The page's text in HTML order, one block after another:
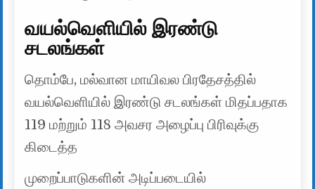
வயல்வெளியில் இரண்டு
சடலங்கள்
தொம்பே, மல்வான மாயிவல பிரதேசத்தில்
வயல்வெளியில் இரண்டு சடலங்கள் மிதப்பதாக
119 மற்றும் 118 அவசர அழைப்பு பிரிவுக்கு
கிடைத்த
முறைப்பாடுகளின் அடிப்படையில்